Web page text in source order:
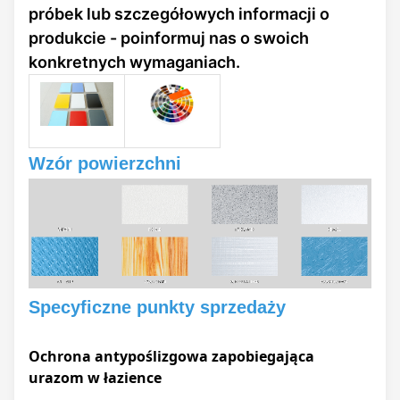
panele te idealnie
nadają się do renowacji
wnętrz kamperów,
projektów dekoracji
ścian mieszkalnych i
komercyjnych,
wyposażenia wnętrz
pojazdów
powierzchni mebli na
zamówienie i wielu
innych dziedzin. Nie
tylko wprowadzają do
minimalistyczną, a
zarazem wdzięczną
próbek lub szczegółowych informacji o
produkcie - poinformuj nas o swoich
konkretnych wymaganiach.
Wzór powierzchni
Specyficzne punkty sprzedaży
Ochrona antypoślizgowa zapobiegająca
urazom w łazience